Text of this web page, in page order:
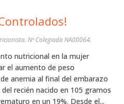
y peso ¡Controlados!
Nº Colegiada NA00064.
nutricional en la mujer
el aumento de peso
anemia al final del embarazo
recién nacido en 105 gramos
en un 19%. Desde el...